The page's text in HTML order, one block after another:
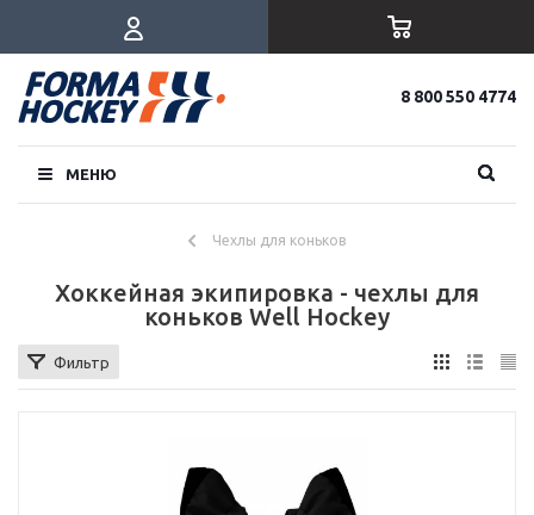
8 800 550 4774
МЕНЮ
Чехлы для коньков
Хоккейная экипировка - чехлы для
коньков Well Hockey
Фильтр